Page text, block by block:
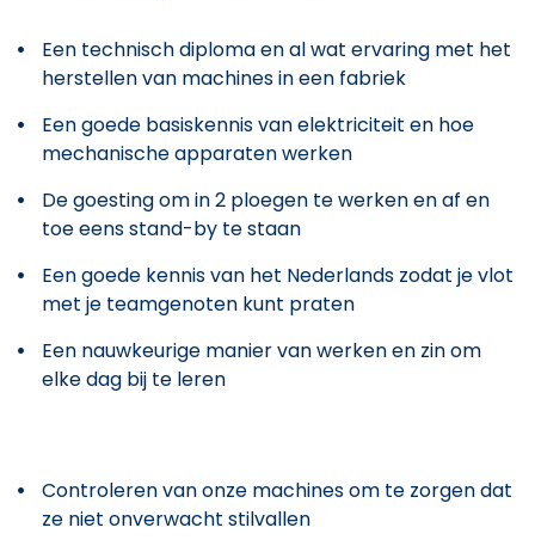
Een technisch diploma en al wat ervaring met het
herstellen van machines in een fabriek
Een goede basiskennis van elektriciteit en hoe
mechanische apparaten werken
De goesting om in 2 ploegen te werken en af en
toe eens stand-by te staan
Een goede kennis van het Nederlands zodat je vlot
met je teamgenoten kunt praten
Een nauwkeurige manier van werken en zin om
elke dag bij te leren
Controleren van onze machines om te zorgen dat
ze niet onverwacht stilvallen